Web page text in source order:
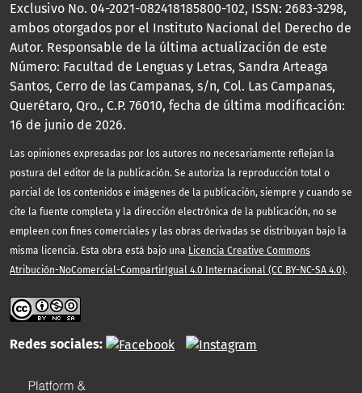
Exclusivo No. 04-2021-082418185800-102, ISSN: 2683-3298,
ambos otorgados por el Instituto Nacional del Derecho de
Autor. Responsable de la última actualización de este
Número: Facultad de Lenguas y Letras, Sandra Arteaga
Santos, Cerro de las Campanas, s/n, Col. Las Campanas,
Querétaro, Qro., C.P. 76010, fecha de última modificación:
16 de junio de 2026.
Las opiniones expresadas por los autores no necesariamente reflejan la
postura del editor de la publicación. Se autoriza la reproducción total o
parcial de los contenidos e imágenes de la publicación, siempre y cuando se
cite la fuente completa y la dirección electrónica de la publicación, no se
empleen con fines comerciales y las obras derivadas se distribuyan bajo la
misma licencia. Esta obra está bajo una Licencia Creative Commons
Atribución-NoComercial-CompartirIgual 4.0 Internacional (CC BY-NC-SA 4.0).
Redes sociales: